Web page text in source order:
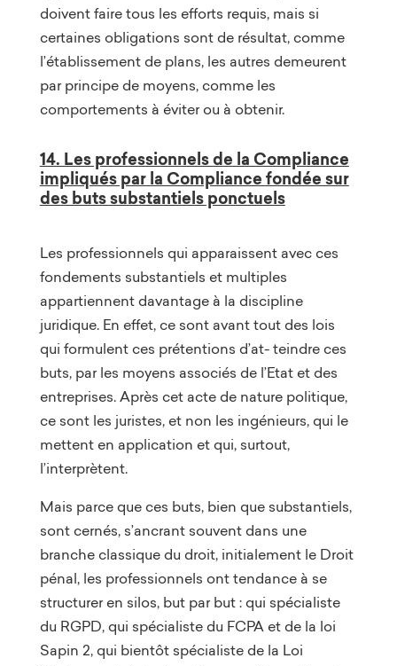
doivent faire tous les efforts requis, mais si
certaines obligations sont de résultat, comme
l’établissement de plans, les autres demeurent
par principe de moyens, comme les
comportements à éviter ou à obtenir.
14. Les professionnels de la Compliance
impliqués par la Compliance fondée sur
des buts substantiels ponctuels
Les professionnels qui apparaissent avec ces
fondements substantiels et multiples
appartiennent davantage à la discipline
juridique. En effet, ce sont avant tout des lois
qui formulent ces prétentions d’at- teindre ces
buts, par les moyens associés de l’Etat et des
entreprises. Après cet acte de nature politique,
ce sont les juristes, et non les ingénieurs, qui le
mettent en application et qui, surtout,
l’interprètent.
Mais parce que ces buts, bien que substantiels,
sont cernés, s’ancrant souvent dans une
branche classique du droit, initialement le Droit
pénal, les professionnels ont tendance à se
structurer en silos, but par but : qui spécialiste
du RGPD, qui spécialiste du FCPA et de la loi
Sapin 2, qui bientôt spécialiste de la Loi